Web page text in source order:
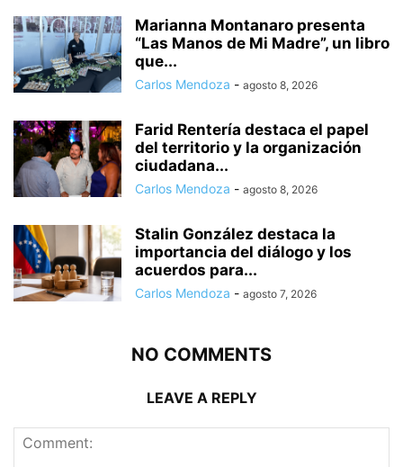
Marianna Montanaro presenta
“Las Manos de Mi Madre”, un libro
que...
Carlos Mendoza - agosto 8, 2026
Farid Rentería destaca el papel
del territorio y la organización
ciudadana...
Carlos Mendoza - agosto 8, 2026
Stalin González destaca la
importancia del diálogo y los
acuerdos para...
Carlos Mendoza - agosto 7, 2026
NO COMMENTS
LEAVE A REPLY